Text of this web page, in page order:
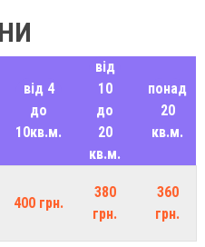
від 4
до
10кв.м.
від
10
до
20
кв.м.
понад
20
кв.м.
400 грн.
380
грн.
360
грн.